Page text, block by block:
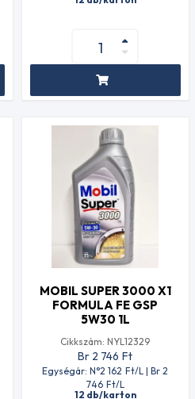
MOBIL SUPER 3000 X1
FORMULA FE GSP
5W30 1L
Cikkszám: NYL12329
Br 2 746 Ft
Egységár: N°2 162 Ft/L | Br 2
746 Ft/L
12 db/karton